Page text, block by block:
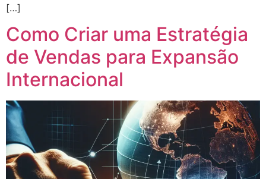
[…]
Como Criar uma Estratégia
de Vendas para Expansão
Internacional